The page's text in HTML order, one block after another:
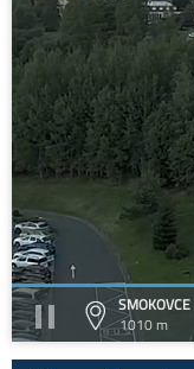
SMOKOVCE
1010 m